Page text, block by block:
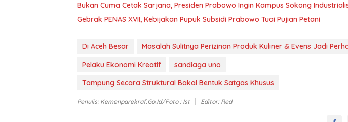
Bukan Cuma Cetak Sarjana, Presiden Prabowo Ingin Kampus Sokong
Gebrak PENAS XVII, Kebijakan Pupuk Subsidi Prabowo Tuai Pujian Petani
Di Aceh Besar Masalah Sulitnya Perizinan Produk Kuliner & Evens Jadi
Pelaku Ekonomi Kreatif
sandiaga uno
Tampung Secara Struktural Bakal Bentuk Satgas Khusus
Penulis: Kemenparekraf.go.id/foto : Ist Editor: Red